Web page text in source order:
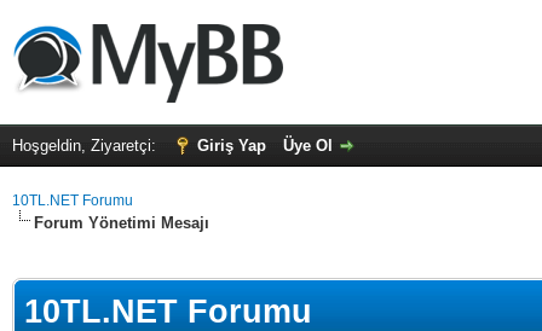
Hoşgeldin, Ziyaretçi: Giriş Yap Üye Ol
10TL.NET Forumu
Forum Yönetimi Mesajı
10TL.NET Forumu